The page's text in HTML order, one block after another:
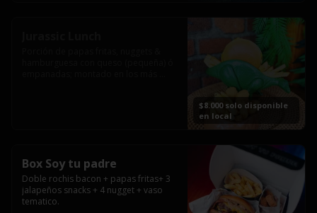
$8.000 solo disponible
en local
Box Soy tu padre
Doble rochis bacon + papas fritas+ 3
jalapeños snacks + 4 nugget + vaso
tematico.